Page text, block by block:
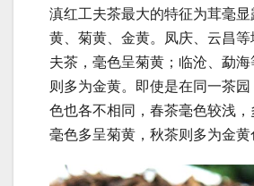
滇红工夫茶最大的特征为茸毫
黄、菊黄、金黄。凤庆、云昌等
夫茶，毫色呈菊黄；临沧、勐
则多为金黄。即使是在同一茶
色也各不相同，春茶毫色较浅
毫色多呈菊黄，秋茶则多为金黄